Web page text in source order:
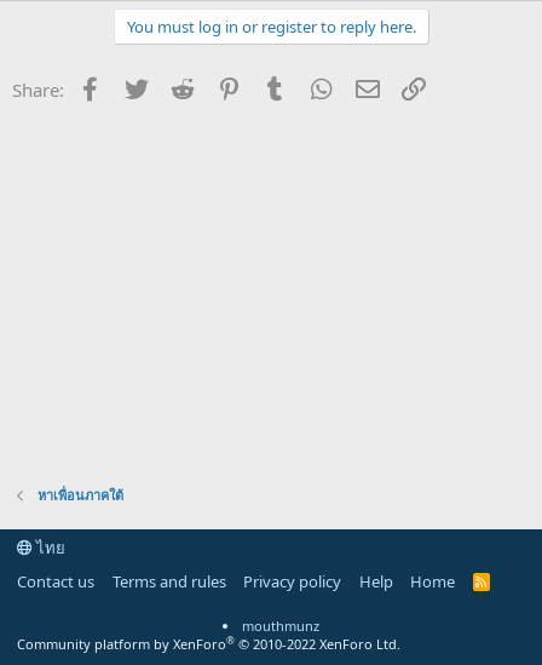
You must log in or register to reply here.
Share: Facebook
Twitter Reddit PinterestTumblr WhatsApp
Email
หาเพื่อนภาคใต้
ไทย
Contact us
Terms and rules Privacy policy Help Home
R
mouthmunz
Community platform by XenForo® © 2010-2022 XenForo Ltd.